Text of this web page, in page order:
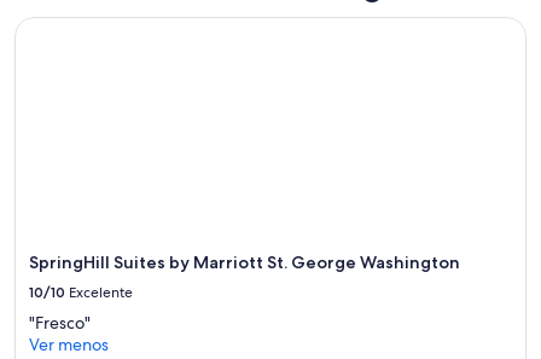
u
SpringHill Suites by Marriott St. George Washington
10/10 Excelente
"Fresco"
Ver menos
SpringHill Suites by Marriott St. George Washington